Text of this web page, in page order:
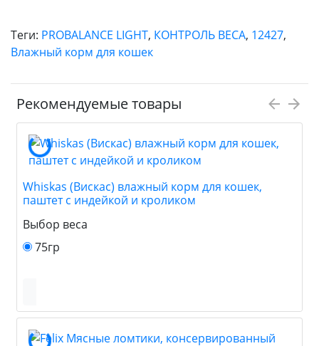
Теги: PROBALANCE LIGHT, КОНТРОЛЬ ВЕСА, 12427,
Влажный корм для кошек
Рекомендуемые товары
Whiskas (Вискас) влажный корм для кошек,
паштет с индейкой и кроликом
Выбор веса
75гр